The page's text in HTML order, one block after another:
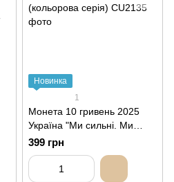
Новинка
1
Монета 10 гривень 2025
Україна "Ми сильні. Ми
разом. Донецька область"
(кольорова серія)
399 грн